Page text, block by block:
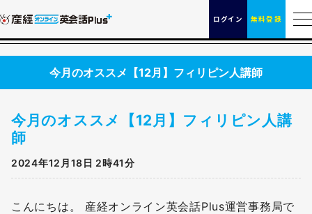
ログイン 無料登録
今月のオススメ【12月】フィリピン人講師
今月のオススメ【12月】フィリピン人講
師
2024年12月18日 2時41分
こんにちは。 産経オンライン英会話Plus運営事務局で